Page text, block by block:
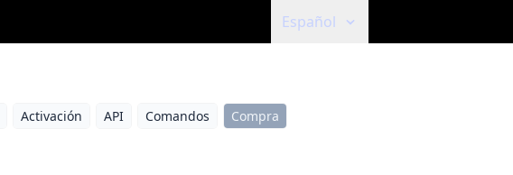
Español
Activación API Comandos
Compra